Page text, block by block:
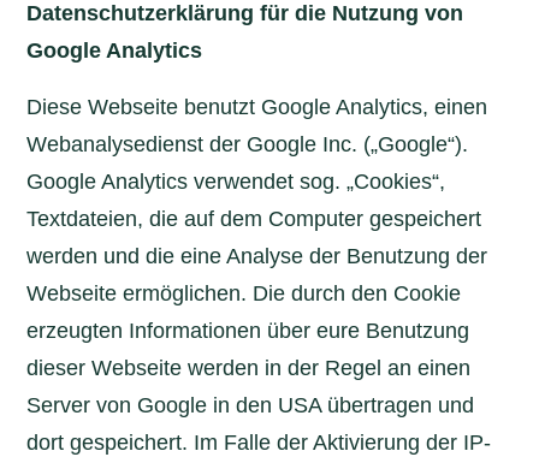
Datenschutzerklärung für die Nutzung von
Google Analytics
Diese Webseite benutzt Google Analytics, einen
Webanalysedienst der Google Inc. („Google“).
Google Analytics verwendet sog. „Cookies“,
Textdateien, die auf dem Computer gespeichert
werden und die eine Analyse der Benutzung der
Webseite ermöglichen. Die durch den Cookie
erzeugten Informationen über eure Benutzung
dieser Webseite werden in der Regel an einen
Server von Google in den USA übertragen und
dort gespeichert. Im Falle der Aktivierung der IP-